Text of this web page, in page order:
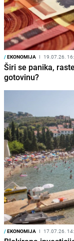
/EKONOMIJA I 19.07.26.
Širi se panika,
gotovinu?
/EKONOMIJA I 17.07.26.